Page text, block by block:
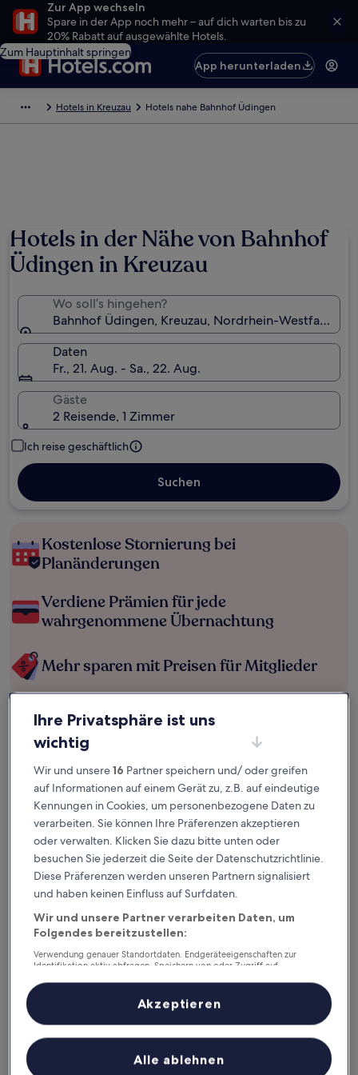
Zur App wechseln
Spare in der App noch mehr – auf dich warten bis zu
20% Rabatt auf ausgewählte Hotels.
Zum Hauptinhalt springen
App herunterladen
Hotels in Kreuzau Hotels nahe Bahnhof Üdingen
Hotels in der Nähe von Bahnhof
Üdingen in Kreuzau
Wo soll’s hingehen?
Bahnhof Üdingen, Kreuzau, Nordrhein-Westfalen,
Daten
Fr., 21. Aug. - Sa., 22. Aug.
Gäste
2 Reisende, 1 Zimmer
Ich reise geschäftlich
Suchen
Kostenlose Stornierung bei
Planänderungen
Verdiene Prämien für jede
wahrgenommene Übernachtung
Mehr sparen mit Preisen für Mitglieder
Überprüfe die Preise für diese Daten
7. Aug. - 8. Aug.
8. Aug. - 9. Aug.
Dieses Wochenende
7. Aug. - 9. Aug.
Nächstes Wochenende
14. Aug. - 16. Aug.
Deine Ausgangsbasis nahe
Bahnhof Üdingen
Seeblick Hotel Obermaubach
Ihre Privatsphäre ist uns
wichtig
Wir und unsere16 Partner speichern und/ oder greifen
auf Informationen auf einem Gerät zu, z.B. auf eindeutige
Kennungen in Cookies, um personenbezogene Daten zu
verarbeiten. Sie können Ihre Präferenzen akzeptieren
oder verwalten. Klicken Sie dazu bitte unten oder
besuchen Sie jederzeit die Seite der Datenschutzrichtlinie.
Diese Präferenzen werden unseren Partnern signalisiert
und haben keinen Einfluss auf Surfdaten.
Wir und unsere Partner verarbeiten Daten, um
Folgendes bereitzustellen:
Verwendung genauer Standortdaten. Endgeräteeigenschaften zur
Identifikation aktiv abfragen. Speichern von oder Zugriff auf
Inhalte, Messung von Werbeleistung und der Performance von Inhalten,
Zielgruppenforschung sowie Entwicklung und Verbesserung von
Liste der Partner (Lieferanten)
Alle ablehnen
Akzeptieren